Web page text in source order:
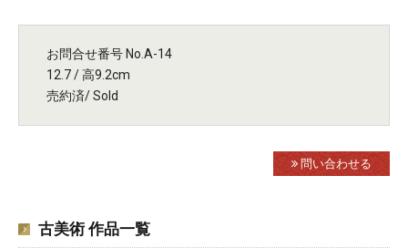
お問合せ番号 No.A-14
12.7 / 高9.2cm
売約済/ Sold
問い合わせる
古美術 作品一覧